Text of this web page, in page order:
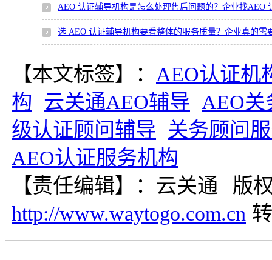
AEO 认证辅导机构是怎么处理售后问题的？企业找AEO
选 AEO 认证辅导机构要看整体的服务质量？企业真的需
【本文标签】： AEO认证机
构
云关通AEO辅导 AEO关
级认证顾问辅导 关务顾问
AEO认证服务机构
【责任编辑】： 云关通
版
http://www.waytogo.com.cn